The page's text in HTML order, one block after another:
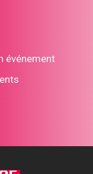
événement